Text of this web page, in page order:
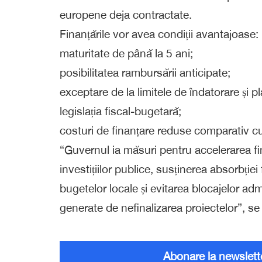
europene deja contractate.
Finanțările vor avea condiții avantajoase:
maturitate de până la 5 ani;
posibilitatea rambursării anticipate;
exceptare de la limitele de îndatorare și
legislația fiscal-bugetară;
costuri de finanțare reduse comparativ
“Guvernul ia măsuri pentru accelerarea
investițiilor publice, susținerea
bugetelor locale și evitarea blocajelor
generate de nefinalizarea proiectelor”,
Abonare la